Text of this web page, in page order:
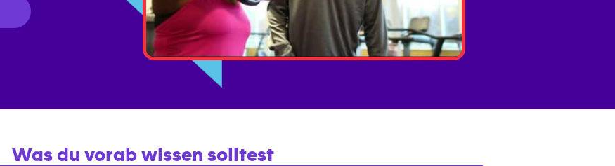
Was du vorab wissen solltest